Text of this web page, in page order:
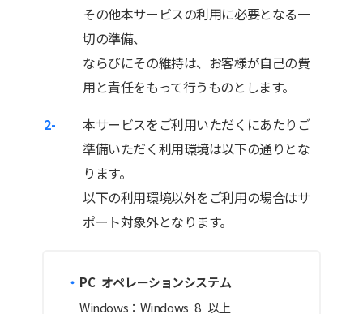
その他本サービスの利用に必要となる一
切の準備、
ならびにその維持は、お客様が自己の費
用と責任をもって行うものとします。
2-
本サービスをご利用いただくにあたりご
準備いただく利用環境は以下の通りとな
ります。
以下の利用環境以外をご利用の場合はサ
ポート対象外となります。
PC オペレーションシステム
Windows：Windows 8 以上